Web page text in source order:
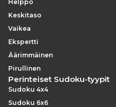
Helppo
Keskitaso
Vaikea
Ekspertti
Äärimmäinen
Pirullinen
Perinteiset Sudoku-tyypit
Sudoku 4x4
Sudoku 6x6